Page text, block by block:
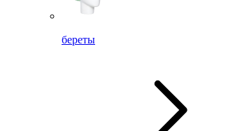
береты